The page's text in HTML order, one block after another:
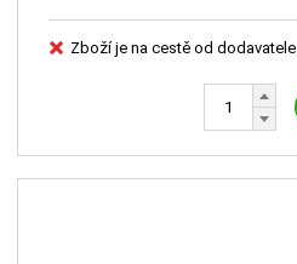
Zboží je na cestě od dodavatele